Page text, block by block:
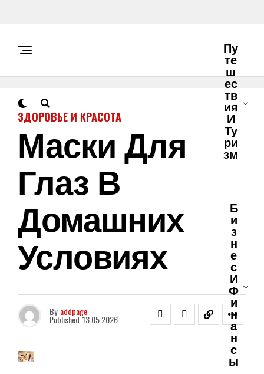
Пу
Те
Ш
Ес
Тв
Ия
И
Ту
Ри
Зм
Б
И
З
Н
Е
С
И
Ф
И
Н
А
Н
С
Ы
ЗДОРОВЬЕ И КРАСОТА
Маски Для
Глаз В
Домашних
Условиях
By addpage
Published 13.05.2026